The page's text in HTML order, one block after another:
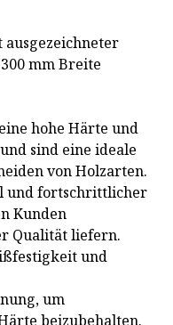
mm Breite
hohe Härte und
sind eine ideale
von Holzarten.
und fortschrittlicher
Kunden
Qualität liefern.
und
um
beizubehalten.